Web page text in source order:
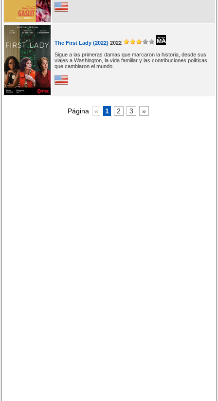
The First Lady (2022) 2022
Sigue a las primeras damas que marcaron la historia, desde sus
viajes a Washington, la vida familiar y las contribuciones políticas
que cambiaron el mundo.
Página « 1 2 3 »